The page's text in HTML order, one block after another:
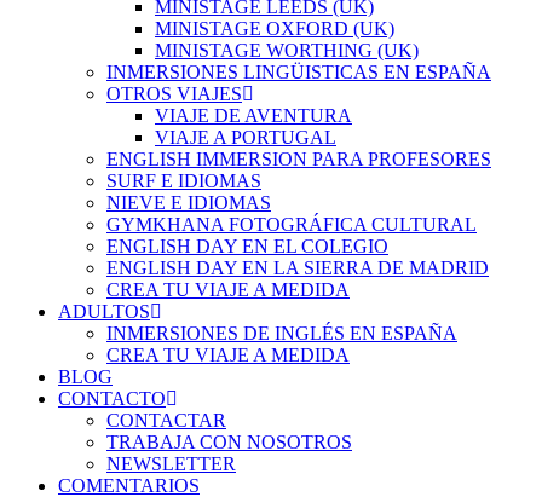
MINISTAGE LEEDS (UK)
MINISTAGE OXFORD (UK)
MINISTAGE WORTHING (UK)
INMERSIONES LINGÜISTICAS EN ESPAÑA
OTROS VIAJES
VIAJE DE AVENTURA
VIAJE A PORTUGAL
ENGLISH IMMERSION PARA PROFESORES
SURF E IDIOMAS
NIEVE E IDIOMAS
GYMKHANA FOTOGRÁFICA CULTURAL
ENGLISH DAY EN EL COLEGIO
ENGLISH DAY EN LA SIERRA DE MADRID
CREA TU VIAJE A MEDIDA
ADULTOS
INMERSIONES DE INGLÉS EN ESPAÑA
CREA TU VIAJE A MEDIDA
BLOG
CONTACTO
CONTACTAR
TRABAJA CON NOSOTROS
NEWSLETTER
COMENTARIOS